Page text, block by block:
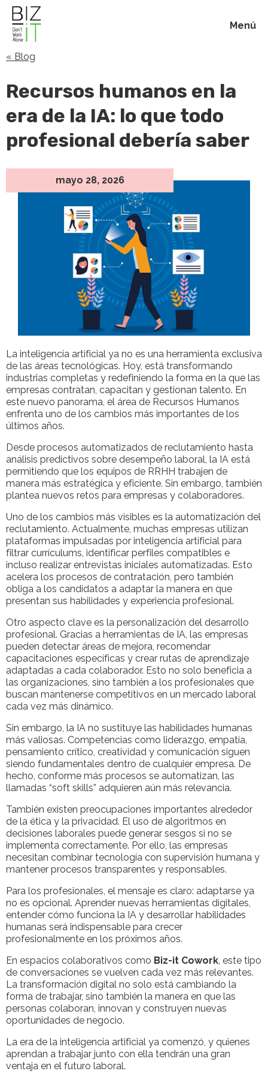
Menú
Beneficios
Blog
Acerca de
Contacto
« Blog
Recursos humanos en la
era de la IA: lo que todo
profesional debería saber
mayo 28, 2026
La inteligencia artificial ya no es una herramienta exclusiva
de las áreas tecnológicas. Hoy, está transformando
industrias completas y redefiniendo la forma en la que las
empresas contratan, capacitan y gestionan talento. En
este nuevo panorama, el área de Recursos Humanos
enfrenta uno de los cambios más importantes de los
últimos años.
Desde procesos automatizados de reclutamiento hasta
análisis predictivos sobre desempeño laboral, la IA está
permitiendo que los equipos de RRHH trabajen de
manera más estratégica y eficiente. Sin embargo, también
plantea nuevos retos para empresas y colaboradores.
Uno de los cambios más visibles es la automatización del
reclutamiento. Actualmente, muchas empresas utilizan
plataformas impulsadas por inteligencia artificial para
filtrar currículums, identificar perfiles compatibles e
incluso realizar entrevistas iniciales automatizadas. Esto
acelera los procesos de contratación, pero también
obliga a los candidatos a adaptar la manera en que
presentan sus habilidades y experiencia profesional.
Otro aspecto clave es la personalización del desarrollo
profesional. Gracias a herramientas de IA, las empresas
pueden detectar áreas de mejora, recomendar
capacitaciones específicas y crear rutas de aprendizaje
adaptadas a cada colaborador. Esto no solo beneficia a
las organizaciones, sino también a los profesionales que
buscan mantenerse competitivos en un mercado laboral
cada vez más dinámico.
Sin embargo, la IA no sustituye las habilidades humanas
más valiosas. Competencias como liderazgo, empatía,
pensamiento crítico, creatividad y comunicación siguen
siendo fundamentales dentro de cualquier empresa. De
hecho, conforme más procesos se automatizan, las
llamadas “soft skills” adquieren aún más relevancia.
También existen preocupaciones importantes alrededor
de la ética y la privacidad. El uso de algoritmos en
decisiones laborales puede generar sesgos si no se
implementa correctamente. Por ello, las empresas
necesitan combinar tecnología con supervisión humana y
mantener procesos transparentes y responsables.
Para los profesionales, el mensaje es claro: adaptarse ya
no es opcional. Aprender nuevas herramientas digitales,
entender cómo funciona la IA y desarrollar habilidades
humanas será indispensable para crecer
profesionalmente en los próximos años.
En espacios colaborativos como Biz-it Cowork , este tipo
de conversaciones se vuelven cada vez más relevantes.
La transformación digital no solo está cambiando la
forma de trabajar, sino también la manera en que las
personas colaboran, innovan y construyen nuevas
oportunidades de negocio.
La era de la inteligencia artificial ya comenzó, y quienes
aprendan a trabajar junto con ella tendrán una gran
ventaja en el futuro laboral.